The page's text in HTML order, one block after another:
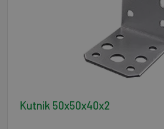
Kutnik 50x50x40x2